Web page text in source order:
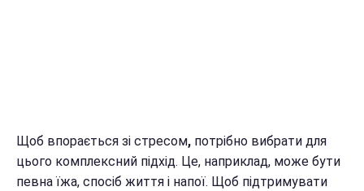
Щоб впорається зі стресом, потрібно вибрати для
цього комплексний підхід. Це, наприклад, може бути
певна їжа, спосіб життя і напої. Щоб підтримувати